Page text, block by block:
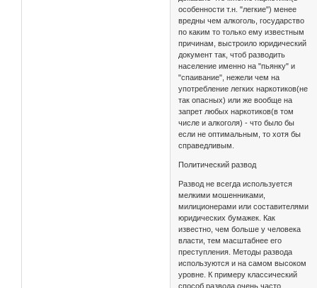
особенности т.н. "легкие") менее
вредны чем алкоголь, государство
по каким то только ему известным
причинам, выстроило юридический
документ так, чтоб разводить
население именно на "пьянку" и
"спаивание", нежели чем на
употребление легких наркотиков(не
так опасных) или же вообще на
запрет любых наркотиков(в том
числе и алкоголя) - что было бы
если не оптимальным, то хотя бы
справедливым.
Политический развод
Развод не всегда используется
мелкими мошенниками,
милиционерами или составителями
юридических бумажек. Как
известно, чем больше у человека
власти, тем масштабнее его
преступления. Методы развода
используются и на самом высоком
уровне. К примеру классический
способ развода очень часто